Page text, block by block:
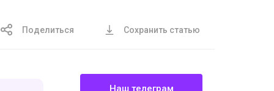
Поделиться Сохранить статью
Наш телеграм